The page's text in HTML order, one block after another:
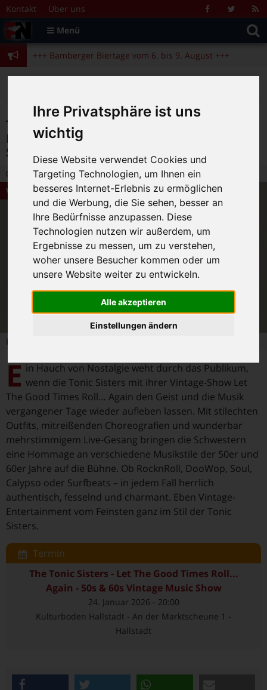
Ihre Privatsphäre ist uns
wichtig
Diese Website verwendet Cookies und
Targeting Technologien, um Ihnen ein
besseres Internet-Erlebnis zu ermöglichen
und die Werbung, die Sie sehen, besser an
Ihre Bedürfnisse anzupassen. Diese
Technologien nutzen wir außerdem, um
Ergebnisse zu messen, um zu verstehen,
woher unsere Besucher kommen oder um
unsere Website weiter zu entwickeln.
Alle akzeptieren
Einstellungen ändern
Zum Inhalt springen
Kontakt Über uns FacebookTwitter
Menü
Suche
nach:
+++ Bamberger Biertage vom 6. bis 9. August +++
+++ Blues- und Jazzfestival vom 31.7. bis 9.8. +++
+++ Bamberger Biertage vom 6. bis 9. August +++
+++ Blues- und Jazzfestival vom 31.7. bis 9.8. +++
The Tonic Sisters – Let The Good Times
Roll… Again – 50s & 60s Vintage Music
Show, am 24. Januar im Kulturboden
1.01.2026 15:11 | FN-Redaktion |
0
Veranstaltungstipps
Foto: Venja Art
E in Hauch von Nostalgie weht durch das Publikum,
wenn die Tonic Sisters mit ihrer Vintage-Show Let
The Good Times Roll… Again den Geist und die Musik
vergangener Tage wieder aufleben lassen. Mit stilechten
Outfits, mitreißenden Choreografien und wunderbar
mehrstimmigem Live-Gesang bringen die Schwestern
eine Hommage an verschiedene Musikstile der 50er und
60er Jahre auf die Bühne. Ob RocknRoll, DooWop, Soul,
Calypso oder Surfbeats – in jedem Fall herrlich
authentisch, fesselnd und charmant. Eben Vintage-
Entertainment vom Feinsten ganz im Stil der Tonic
Sisters.
Termin
The Tonic Sisters - Let The Good Times Roll...
Again - 50s & 60s Vintage Music Show
24. Januar 2026 - 20:00
Kulturboden Hallstadt - An der Marktscheune 1 -
Hallstadt